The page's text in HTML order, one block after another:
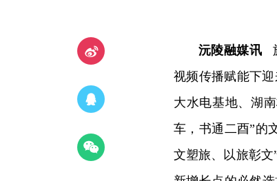
沅陵融媒讯
视频传播赋能下
大水电基地、湖
车，书通二酉”的
文塑旅、以旅彰